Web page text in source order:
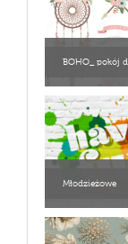
BOHO_ pokój
Młodzieżowe